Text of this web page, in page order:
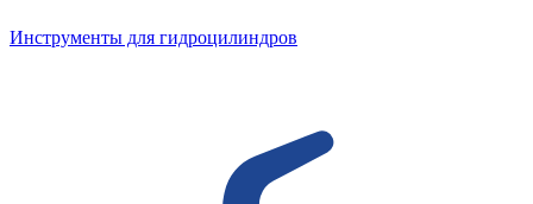
Инструменты для гидроцилиндров